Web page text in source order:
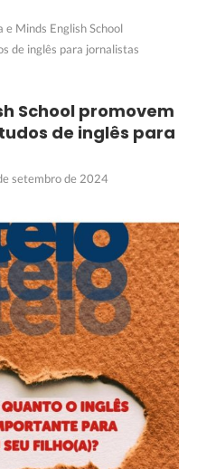
e Minds English School
de inglês para jornalistas
School promovem
de inglês para
setembro de 2024